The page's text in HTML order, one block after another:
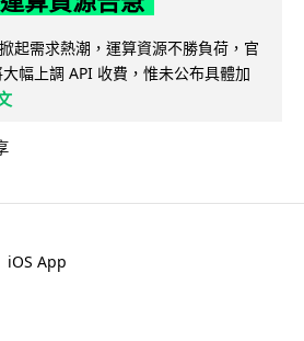
起需求熱潮，運算資源不勝負荷，官
幅上調 API 收費，惟未公布具體加
iOS App